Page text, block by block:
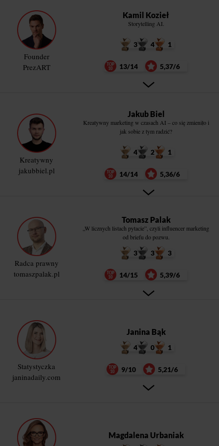
Founder
PrezART
Kamil Kozieł
Storytelling AI.
3 4 1
13/14 5,37/6
Kreatywny
jakubbiel.pl
Jakub Biel
Kreatywny marketing w czasach AI – co się zmieniło i
jak sobie z tym radzić?
4 2 1
14/14 5,36/6
Radca prawny
tomaszpalak.pl
Tomasz Palak
„W licznych listach pytacie”, czyli influencer marketing
od briefu do pozwu.
3 3 3
14/15 5,39/6
Statystyczka
janinadaily.com
Janina Bąk
4 0 1
9/10 5,21/6
Magdalena Urbaniak